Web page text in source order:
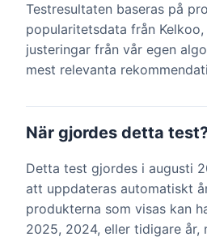
Testresultaten baseras på
popularitetsdata från Kelkoo,
justeringar från vår egen
mest relevanta
När gjordes detta
Detta test gjordes i augusti
att uppdateras automatiskt
produkterna som visas kan
2025, 2024, eller tidigare år,